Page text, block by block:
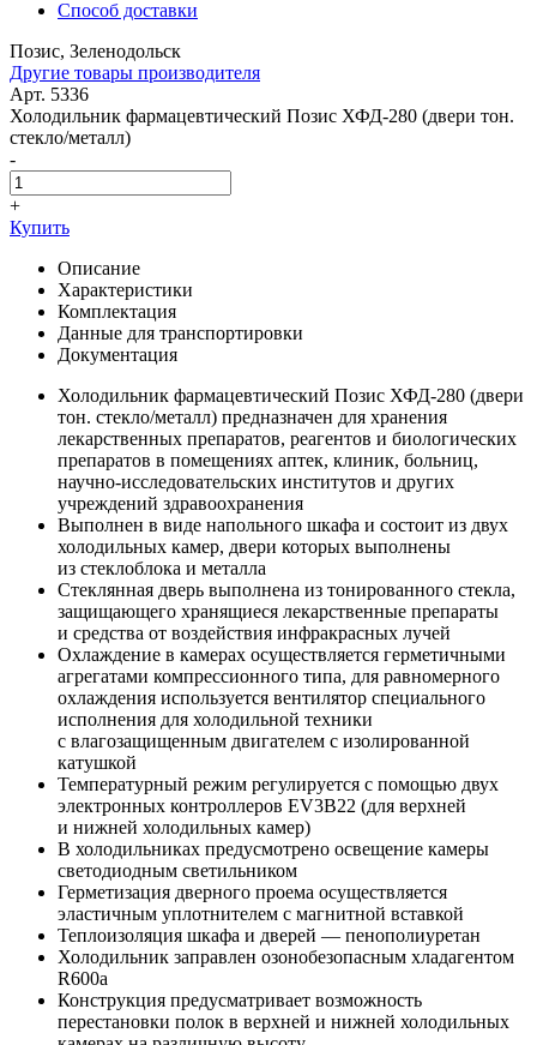
Способ доставки
Позис, Зеленодольск
Другие товары производителя
Арт. 5336
Холодильник фармацевтический Позис ХФД-280 (двери тон.
стекло/металл)
-
+
Купить
Описание
Характеристики
Комплектация
Данные для транспортировки
Документация
Холодильник фармацевтический Позис ХФД-280 (двери
тон. стекло/металл) предназначен для хранения
лекарственных препаратов, реагентов и биологических
препаратов в помещениях аптек, клиник, больниц,
научно-исследовательских институтов и других
учреждений здравоохранения
Выполнен в виде напольного шкафа и состоит из двух
холодильных камер, двери которых выполнены
из стеклоблока и металла
Стеклянная дверь выполнена из тонированного стекла,
защищающего хранящиеся лекарственные препараты
и средства от воздействия инфракрасных лучей
Охлаждение в камерах осуществляется герметичными
агрегатами компрессионного типа, для равномерного
охлаждения используется вентилятор специального
исполнения для холодильной техники
с влагозащищенным двигателем с изолированной
катушкой
Температурный режим регулируется с помощью двух
электронных контроллеров ЕV3B22 (для верхней
и нижней холодильных камер)
В холодильниках предусмотрено освещение камеры
светодиодным светильником
Герметизация дверного проема осуществляется
эластичным уплотнителем с магнитной вставкой
Теплоизоляция шкафа и дверей — пенополиуретан
Холодильник заправлен озонобезопасным хладагентом
R600а
Конструкция предусматривает возможность
перестановки полок в верхней и нижней холодильных